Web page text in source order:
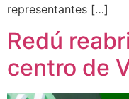
representantes […]
Redú
centro de